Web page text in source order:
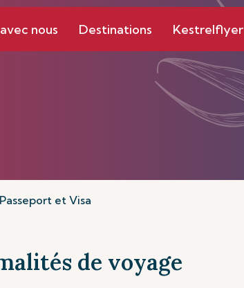
nous Destinations Kestrelflyer
Passeport et Visa
de voyage